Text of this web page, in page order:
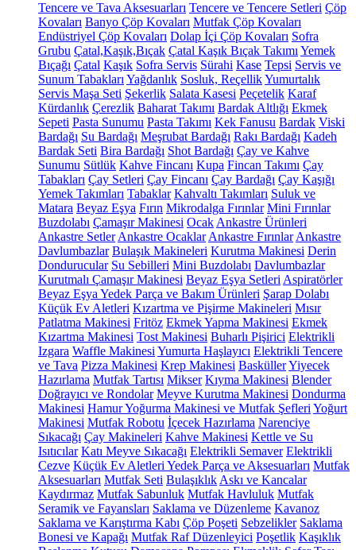
Tencere ve Tava Aksesuarları Tencere ve Tencere Setleri Çöp
Kovaları Banyo Çöp Kovaları Mutfak Çöp Kovaları
Endüstriyel Çöp Kovaları Dolap İçi Çöp Kovaları Sofra
Grubu Çatal,Kaşık,Bıçak Çatal Kaşık Bıçak Takımı Yemek
Bıçağı Çatal Kaşık Sofra Servis Sürahi Kase Tepsi Servis ve
Sunum Tabakları Yağdanlık Sosluk, ReçellikYumurtalık
Servis Maşa Seti Şekerlik Salata Kasesi Peçetelik Karaf
Kürdanlık Çerezlik Baharat Takımı Bardak Altlığı Ekmek
Sepeti Pasta Sunumu Pasta Takımı Kek Fanusu Bardak Viski
Bardağı Su Bardağı Meşrubat Bardağı Rakı Bardağı Kadeh
Bardak Seti Bira Bardağı Shot Bardağı Çay ve Kahve
Sunumu Sütlük Kahve Fincanı Kupa Fincan Takımı Çay
Tabakları Çay Setleri Çay Fincanı Çay Bardağı Çay Kaşığı
Yemek Takımları Tabaklar Kahvaltı Takımları Suluk ve
Matara Beyaz Eşya Fırın Mikrodalga Fırınlar Mini Fırınlar
Buzdolabı Çamaşır Makinesi Ocak Ankastre Ürünleri
Ankastre Setler Ankastre Ocaklar Ankastre Fırınlar Ankastre
Davlumbazlar Bulaşık Makineleri Kurutma Makinesi Derin
Dondurucular Su Sebilleri Mini Buzdolabı Davlumbazlar
Kurutmalı Çamaşır Makinesi Beyaz Eşya Setleri Aspiratörler
Beyaz Eşya Yedek Parça ve Bakım Ürünleri Şarap Dolabı
Küçük Ev Aletleri Kızartma ve Pişirme Makineleri Mısır
Patlatma Makinesi Fritöz Ekmek Yapma Makinesi Ekmek
Kızartma Makinesi Tost Makinesi Buharlı Pişirici Elektrikli
Izgara Waffle Makinesi Yumurta Haşlayıcı Elektrikli Tencere
ve Tava Pizza Makinesi Krep Makinesi BasküllerYiyecek
Hazırlama Mutfak Tartısı Mikser Kıyma Makinesi Blender
Doğrayıcı ve Rondolar Meyve Kurutma Makinesi Dondurma
Makinesi Hamur Yoğurma Makinesi ve Mutfak Şefleri Yoğurt
Makinesi Mutfak Robotu İçecek Hazırlama Narenciye
Sıkacağı Çay Makineleri Kahve Makinesi Kettle ve Su
Isıtıcılar Katı Meyve Sıkacağı Elektrikli Semaver Elektrikli
Cezve Küçük Ev Aletleri Yedek Parça ve Aksesuarları Mutfak
Aksesuarları Mutfak Seti Bulaşıklık Askı ve Kancalar
Kaydırmaz Mutfak Sabunluk Mutfak Havluluk Mutfak
Seramik ve Fayansları Saklama ve Düzenleme Kavanoz
Saklama ve Karıştırma Kabı Çöp Poşeti Sebzelikler Saklama
Bonesi ve Kapağı Mutfak Raf Düzenleyici Poşetlik Kaşıklık